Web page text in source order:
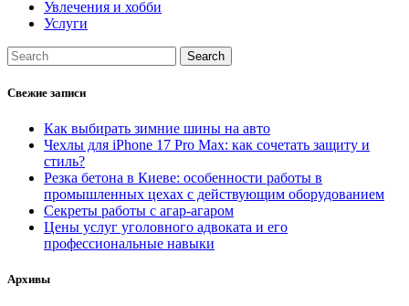
Увлечения и хобби
Услуги
Свежие записи
Как выбирать зимние шины на авто
Чехлы для iPhone 17 Pro Max: как сочетать защиту и
стиль?
Резка бетона в Киеве: особенности работы в
промышленных цехах с действующим оборудованием
Секреты работы с агар-агаром
Цены услуг уголовного адвоката и его
профессиональные навыки
Архивы